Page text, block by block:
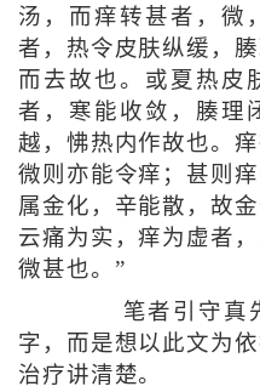
汤，而痒转甚者，微
者，热令皮肤纵缓，
而去故也。或夏热皮
者，寒能收敛，腠理
越，怫热内作故也。
微则亦能令痒；甚则
属金化，辛能散，故
云痛为实，痒为虚者
微甚也。”
笔者引守真
字，而是想以此文为
治疗讲清楚。